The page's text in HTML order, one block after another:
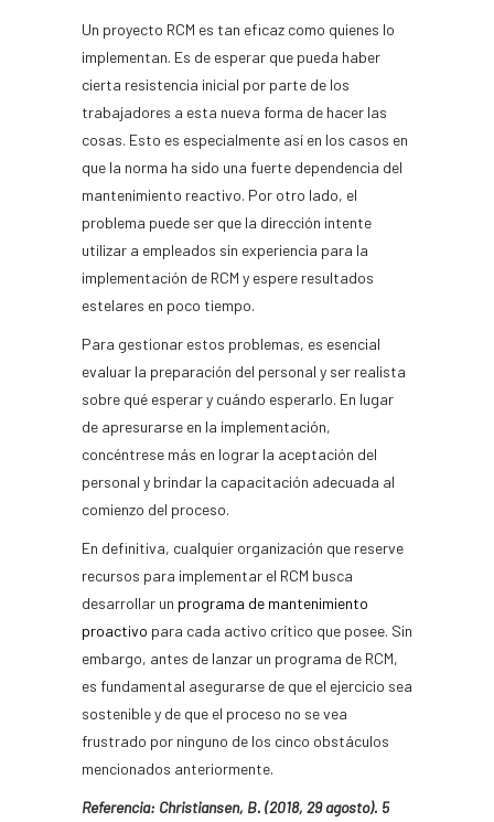
Un proyecto RCM es tan eficaz como quienes lo
implementan. Es de esperar que pueda haber
cierta resistencia inicial por parte de los
trabajadores a esta nueva forma de hacer las
cosas. Esto es especialmente así en los casos en
que la norma ha sido una fuerte dependencia del
mantenimiento reactivo. Por otro lado, el
problema puede ser que la dirección intente
utilizar a empleados sin experiencia para la
implementación de RCM y espere resultados
estelares en poco tiempo.
Para gestionar estos problemas, es esencial
evaluar la preparación del personal y ser realista
sobre qué esperar y cuándo esperarlo. En lugar
de apresurarse en la implementación,
concéntrese más en lograr la aceptación del
personal y brindar la capacitación adecuada al
comienzo del proceso.
En definitiva, cualquier organización que reserve
recursos para implementar el RCM busca
desarrollar un programa de mantenimiento
proactivo para cada activo crítico que posee. Sin
embargo, antes de lanzar un programa de RCM,
es fundamental asegurarse de que el ejercicio sea
sostenible y de que el proceso no se vea
frustrado por ninguno de los cinco obstáculos
mencionados anteriormente.
Referencia: Christiansen, B. (2018, 29 agosto). 5